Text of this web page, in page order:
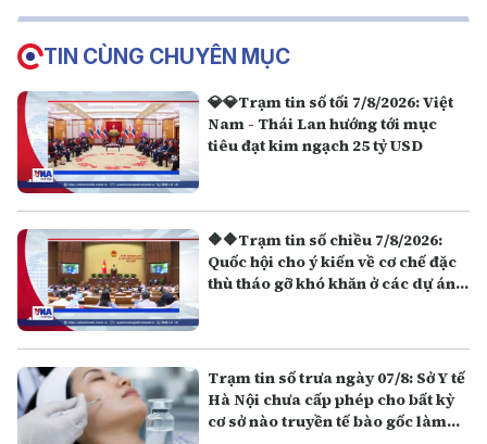
TIN CÙNG CHUYÊN MỤC
💎💎Trạm tin số tối 7/8/2026: Việt
Nam - Thái Lan hướng tới mục
tiêu đạt kim ngạch 25 tỷ USD
🔶🔶Trạm tin số chiều 7/8/2026:
Quốc hội cho ý kiến về cơ chế đặc
thù tháo gỡ khó khăn ở các dự án,
Trạm tin số trưa ngày 07/8: Sở Y tế
Hà Nội chưa cấp phép cho bất kỳ
cơ sở nào truyền tế bào gốc làm